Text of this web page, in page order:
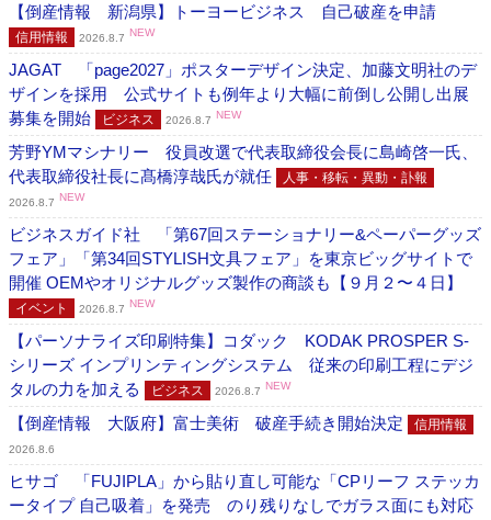
【倒産情報 新潟県】トーヨービジネス 自己破産を申請
信用情報 2026.8.7 NEW
JAGAT 「page2027」ポスターデザイン決定、加藤文明社のデ
ザインを採用 公式サイトも例年より大幅に前倒し公開し出展
募集を開始
ビジネス 2026.8.7 NEW
芳野YMマシナリー 役員改選で代表取締役会長に島崎啓一氏、
代表取締役社長に髙橋淳哉氏が就任
人事・移転・異動・訃報
2026.8.7 NEW
ビジネスガイド社 「第67回ステーショナリー&ペーパーグッズ
フェア」「第34回STYLISH文具フェア」を東京ビッグサイトで
開催 OEMやオリジナルグッズ製作の商談も【９月２〜４日】
イベント 2026.8.7 NEW
【パーソナライズ印刷特集】コダック KODAK PROSPER S-
シリーズ インプリンティングシステム 従来の印刷工程にデジ
タルの力を加える
ビジネス 2026.8.7 NEW
【倒産情報 大阪府】富士美術 破産手続き開始決定 信用情報
2026.8.6
ヒサゴ 「FUJIPLA」から貼り直し可能な「CPリーフ ステッカ
ータイプ 自己吸着」を発売 のり残りなしでガラス面にも対応